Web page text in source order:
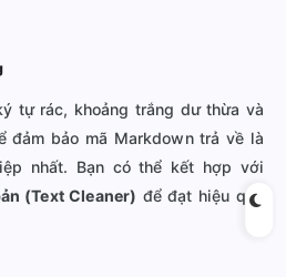
tự rác, khoảng trắng dư thừa và
đảm bảo mã Markdown trả về là
nhất. Bạn có thể kết hợp với
(Text Cleaner) để đạt hiệu quả